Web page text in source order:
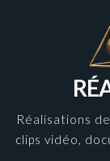
Réalisations
clips vidéo,